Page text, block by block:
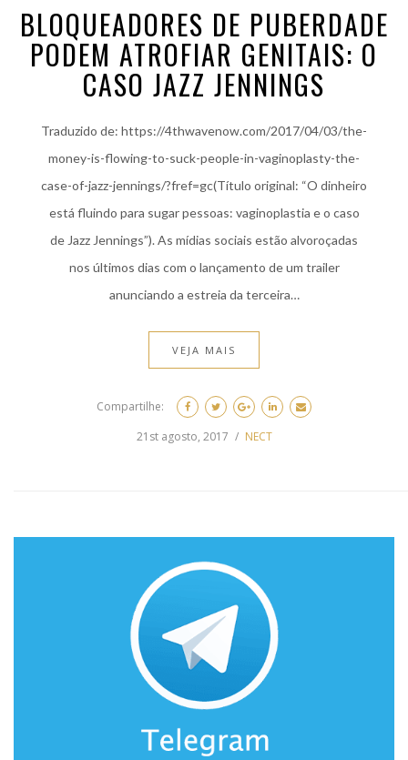
BLOQUEADORES DE PUBERDADE
PODEM ATROFIAR GENITAIS: O
CASO JAZZ JENNINGS
Traduzido de: https://4thwavenow.com/2017/04/03/the-
money-is-flowing-to-suck-people-in-vaginoplasty-the-
case-of-jazz-jennings/?fref=gc(Título original: “O dinheiro
está fluindo para sugar pessoas: vaginoplastia e o caso
de Jazz Jennings”). As mídias sociais estão alvoroçadas
nos últimos dias com o lançamento de um trailer
anunciando a estreia da terceira…
VEJA MAIS
Compartilhe:
21st agosto, 2017
NECT